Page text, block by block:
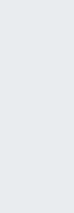
Kano